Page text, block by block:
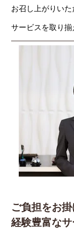
お召し上がりい
サービスを取り揃
ご負担をお
経験豊富な